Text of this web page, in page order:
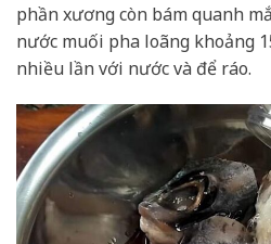
phần xương còn bám quanh
nước muối pha loãng khoảng
nhiều lần với nước và để ráo.